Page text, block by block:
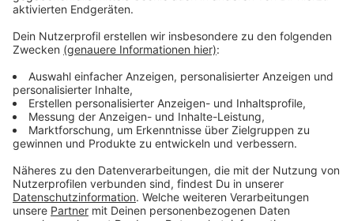
Weitere Meldungen aus Leverkusen
Anzeige
Leverkusener Weihnachtsmärkte mit Musik
Verluste für Leverkusener Bayer Konzern